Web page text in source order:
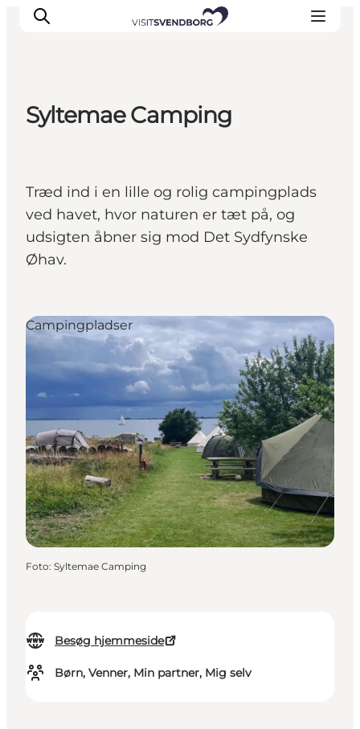
Spis og drik
handelsbyen Svendborg
Overnatning
Planlæg din tur
Syltemae Camping
Træd ind i en lille og rolig campingplads
ved havet, hvor naturen er tæt på, og
udsigten åbner sig mod Det Sydfynske
Øhav.
Besøg hjemmeside
Børn, Venner, Min partner, Mig selv
Campingpladser
Foto: Syltemae Camping